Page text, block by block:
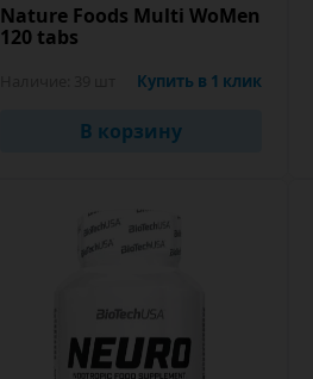
Nature Foods Multi WoMen
120 tabs
Купить в 1 клик
В корзину